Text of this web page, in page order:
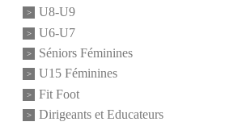
U8-U9
U6-U7
Séniors Féminines
U15 Féminines
Fit Foot
Dirigeants et Educateurs